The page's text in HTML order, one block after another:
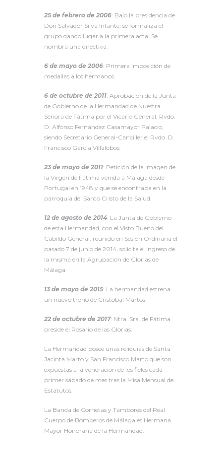
25 de febrero de 2006: Bajo la presidencia de
Don Salvador Silva Infante, se formaliza el
grupo dando lugar a la primera acta. Se
nombra una directiva.
6 de mayo de 2006: Primera imposición de
medallas a los hermanos.
6 de octubre de 2011: Aprobación de la Junta
de Gobierno de la Hermandad de Nuestra
Señora de Fátima por el Vicario General, Rvdo.
D. Alfonso Fernández Casamayor Palacio,
siendo Secretario General-Canciller el Rvdo. D.
Francisco García Villalobos.
23 de mayo de 2011: Petición de la Imagen de
la Virgen de Fátima venida a Málaga desde
Portugal en 1948 y que se encontraba en la
parroquia del Santo Cristo de la Salud.
12 de agosto de 2014: La Junta de Gobierno
de esta Hermandad, con el Visto Bueno del
Cabildo General, reunido en Sesión Ordinaria el
pasado 7 de junio de 2014, solicita el ingreso de
la misma en la Agrupación de Glorias de
Málaga.
13 de mayo de 2015: La hermandad estrena
un nuevo trono de Cristóbal Martos.
22 de octubre de 2017: Ntra. Sra. de Fátima
preside el Rosario de las Glorias.
La Hermandad posee unas reliquias de Santa
Jacinta Marto y San Francisco Marto que son
expuestas a la veneración de los fieles cada
primer sábado de mes tras la Misa Mensual de
Estatutos.
La Banda de Cornetas y Tambores del Real
Cuerpo de Bomberos de Málaga es Hermana
Mayor Honoraria de la Hermandad.